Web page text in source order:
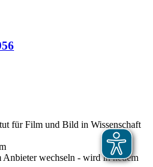
für Film und Bild in Wissenschaft
wechseln - wird in neuem